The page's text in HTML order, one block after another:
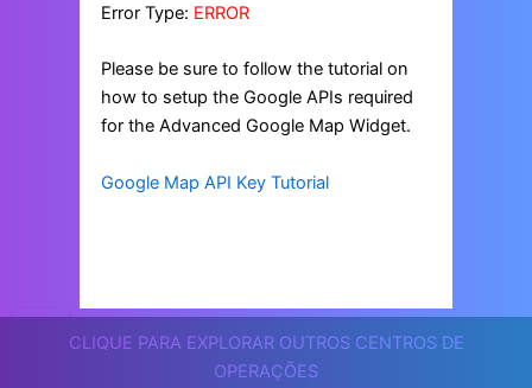
CLIQUE PARA EXPLORAR OUTROS CENTROS DE
OPERAÇÕES
Error Type: ERROR
Please be sure to follow the tutorial on
how to setup the Google APIs required
for the Advanced Google Map Widget.
Google Map API Key Tutorial